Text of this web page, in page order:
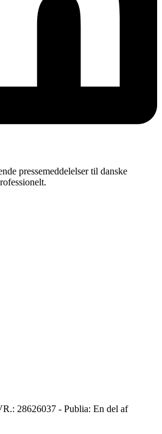
pressemeddelelser til danske
28626037 - Publia: En del af